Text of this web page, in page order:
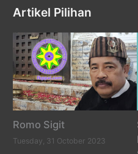
Artikel Pilihan
Romo Sigit
Tuesday, 31 October 2023